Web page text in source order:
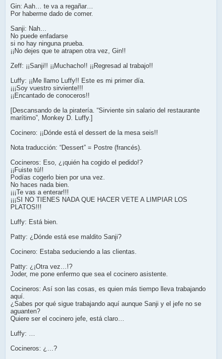
Gin: Aah… te va a regañar…
Por haberme dado de comer.
Sanji: Nah…
No puede enfadarse
si no hay ninguna prueba.
¡¡No dejes que te atrapen otra vez, Gin!!
Zeff: ¡¡Sanji!! ¡¡Muchacho!! ¡¡Regresad al trabajo!!
Luffy: ¡¡Me llamo Luffy!! Este es mi primer día.
¡¡¡Soy vuestro sirviente!!!
¡¡Encantado de conoceros!!
[Descansando de la piratería. “Sirviente sin salario del restaurante
marítimo”, Monkey D. Luffy.]
Cocinero: ¡¡Dónde está el dessert de la mesa seis!!
Nota traducción: “Dessert” = Postre (francés).
Cocineros: Eso, ¿¡quién ha cogido el pedido!?
¡¡Fuiste tú!!
Podías cogerlo bien por una vez.
No haces nada bien.
¡¡¡Te vas a enterar!!!
¡¡¡SI NO TIENES NADA QUE HACER VETE A LIMPIAR LOS
PLATOS!!!
Luffy: Está bien.
Patty: ¿Dónde está ese maldito Sanji?
Cocinero: Estaba seduciendo a las clientas.
Patty: ¿¡Otra vez…!?
Joder, me pone enfermo que sea el cocinero asistente.
Cocineros: Así son las cosas, es quien más tiempo lleva trabajando
aquí.
¿Sabes por qué sigue trabajando aquí aunque Sanji y el jefe no se
aguanten?
Quiere ser el cocinero jefe, está claro…
Luffy: …
Cocineros: ¿…?